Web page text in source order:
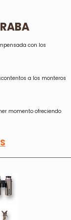
con los
a los monteros
momento ofreciendo